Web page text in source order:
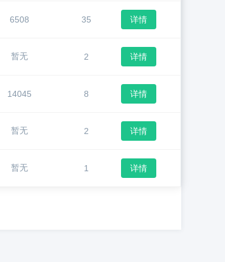
6508 35 详情
暂无 2 详情
14045 8 详情
暂无 2 详情
暂无 1 详情